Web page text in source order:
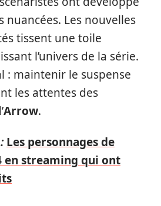
nuancées. Les nouvelles
tissent une toile
l’univers de la série.
: maintenir le suspense
les attentes des
Arrow.
Les personnages de
en streaming qui ont